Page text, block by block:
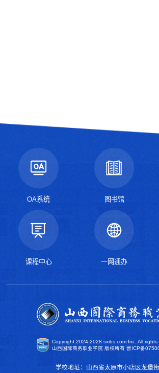
OA系统 图书馆
课程中心 一网通办
Copyright 2024-2028 sxibs.com Inc. All rights
山西国际商务职业学院 版权所有 晋ICP备
学校地址：山西省太原市小店区龙堡